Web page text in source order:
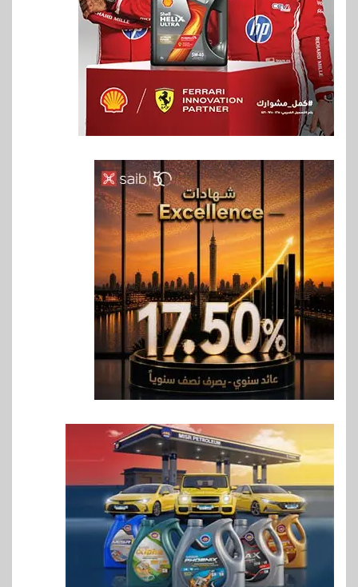
6 بنوك رياضة
وزير الشباب والرياضة يلتقي
بالرئيس التنفيذي والعضو المنتدب
لبنك saib لبحث تعزيز التعاون
المشترك
7
اخبار
حماقي يشعل سعادة ساحل في
رأس الحكمة.. وبوسي مفاجأة
الحفل
8
اقتصاد
وزيرا التخطيط والبترول يبحثان
جهود تحقيق أمن الطاقة
9
اقتصاد
ارتفاع أسعار النفط مع تصاعد
المخاوف بشأن مستقبل الملاحة